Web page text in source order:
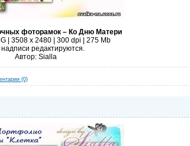
фоторамок – Ко Дню Матери
| 3508 x 2480 | 300 dpi | 275 Mb
редактируются.
Автор: Sialla
(0)